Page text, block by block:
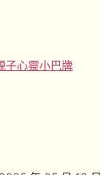
子心靈小巴牌